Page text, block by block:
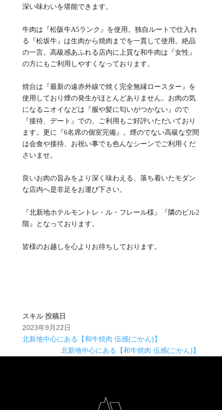
深い味わいを堪能できます。
牛肉は『松阪牛A5ランク』を使用。独自ルートで仕入れ
る『松坂牛』は生肉から焼肉までを一貫して使用。絶品
の一言。高級感あふれる店内に上質な和牛肉は『女性』
の方にもご利用しやすくなっております。
焼台は『最新の遠赤外線で焼く完全無縁ロースター』を
使用しており煙の発生がほとんどありません。お肉の気
になるニオイなどは『服や髪に匂いがつかない』ので
『接待、デート』での、ご利用もご好評いただいており
ます。更に『6名席の個室完備』。煙のでない高級な空間
は会食や接待、お祝い事でも色んなシーンでご利用くだ
さいませ。
良いお肉の旨みをより深く味わえる、落ち着いたモダン
な店内へ是非足をお運び下さい。
『北新地ホテルモントレ・ル・フレール様』『隣のビル2
階』となっております。
皆様のお越しを心よりお待ちしております。
スキル 投稿日
2023年9月22日
北新地中心にある【和牛焼肉 伍感(ごかん)】
北新地中心にある【和牛焼肉 伍感(ごかん)】